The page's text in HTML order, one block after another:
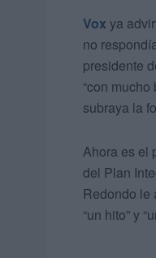
Vox ya
no
presidente
“con
subraya la
Ahora es el
del Plan
Redondo le
“un hito” y